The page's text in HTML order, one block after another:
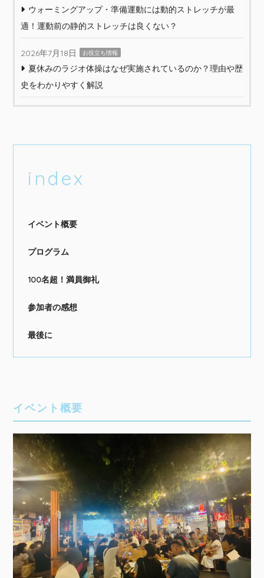
ウォーミングアップ・準備運動には動的ストレッチが最
適！運動前の静的ストレッチは良くない？
2026年7月18日 お役立ち情報
夏休みのラジオ体操はなぜ実施されているのか？理由や歴
史をわかりやすく解説
index
イベント概要
プログラム
100名超！満員御礼
参加者の感想
最後に
イベント概要